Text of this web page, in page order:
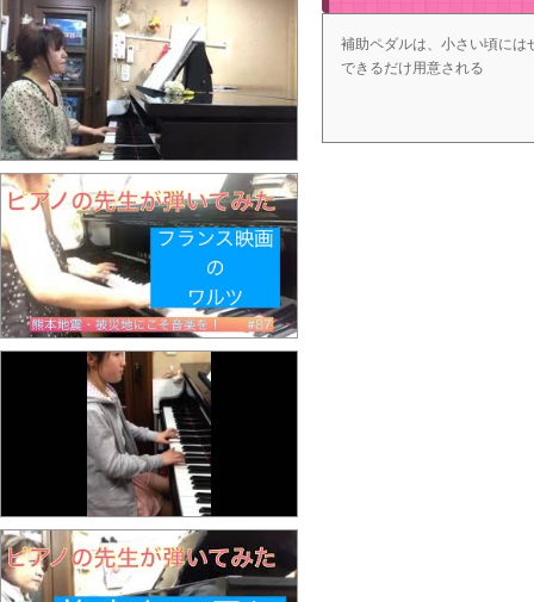
補助ペダルは、小さい頃には
できるだけ用意される